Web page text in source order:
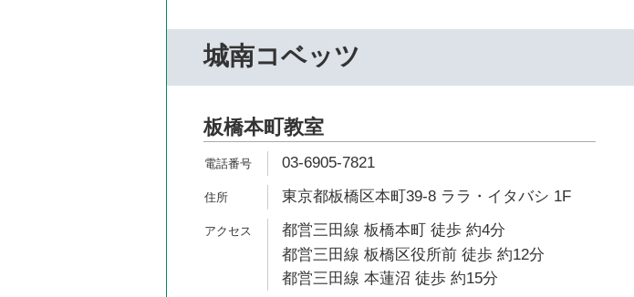
城南コベッツ
板橋本町教室
03-6905-7821
東京都板橋区本町39-8 ララ・イタバシ 1F
都営三田線 板橋本町 徒歩 約4分
都営三田線 板橋区役所前 徒歩 約12分
都営三田線 本蓮沼 徒歩 約15分